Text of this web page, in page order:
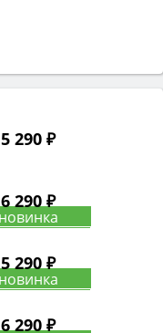
5 290 ₽
6 290 ₽
5 290 ₽
6 290 ₽